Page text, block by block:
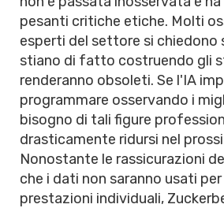
pesanti critiche etiche. Molti
esperti del settore si chiedono
stiano di fatto costruendo gli
renderanno obsoleti. Se l'IA
programmare osservando i
bisogno di tali figure
drasticamente ridursi nel
Nonostante le rassicurazioni
che i dati non saranno usati
prestazioni individuali,